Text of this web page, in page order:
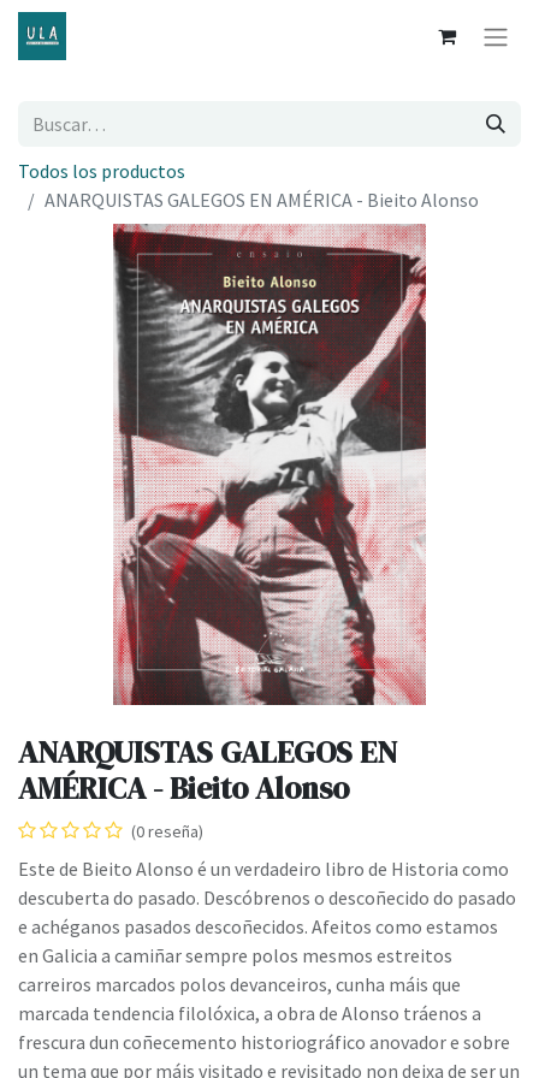
Todos los productos
ANARQUISTAS GALEGOS EN AMÉRICA - Bieito Alonso
ANARQUISTAS GALEGOS EN
AMÉRICA - Bieito Alonso
(0 reseña)
Este de Bieito Alonso é un verdadeiro libro de Historia como
descuberta do pasado. Descóbrenos o descoñecido do pasado
e achéganos pasados descoñecidos. Afeitos como estamos
en Galicia a camiñar sempre polos mesmos estreitos
carreiros marcados polos devanceiros, cunha máis que
marcada tendencia filolóxica, a obra de Alonso tráenos a
frescura dun coñecemento historiográfico anovador e sobre
un tema que por máis visitado e revisitado non deixa de ser un